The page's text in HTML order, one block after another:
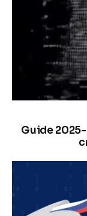
Guide